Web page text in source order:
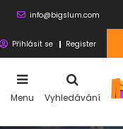
info@bigslum.com
Přihlásit se Register
Menu Vyhledávání